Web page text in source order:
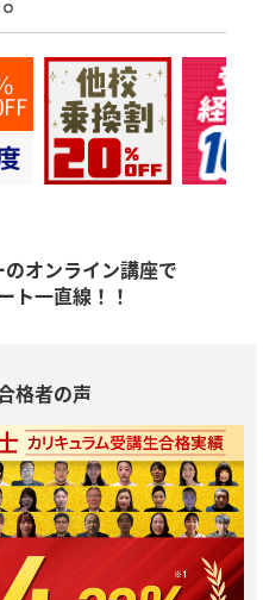
オンライン講座で
ト一直線！！
格者の声